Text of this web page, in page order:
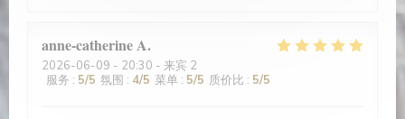
anne-catherineA
2026-06-09 - 20:30 - 来宾 2
服务 : 5/5 氛围 : 4/5 菜单 : 5/5 质价比 : 5/5